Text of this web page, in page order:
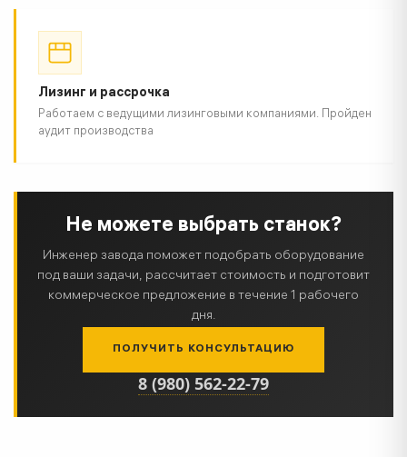
Лизинг и рассрочка
Работаем с ведущими лизинговыми компаниями. Пройден
аудит производства
Не можете выбрать станок?
Инженер завода поможет подобрать оборудование
под ваши задачи, рассчитает стоимость и подготовит
коммерческое предложение в течение 1 рабочего
дня.
ПОЛУЧИТЬ КОНСУЛЬТАЦИЮ
8 (980) 562-22-79